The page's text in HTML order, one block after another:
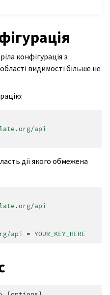
конфігурація з
видимості більше не
api
дії якого обмежена
api
= YOUR_KEY_HERE